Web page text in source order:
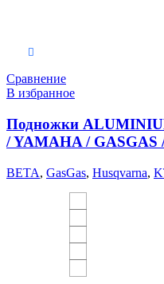
Сравнение
В избранное
Подножки
/ YAMAHA / GASGAS
BETA, GasGas, Husqvarna,